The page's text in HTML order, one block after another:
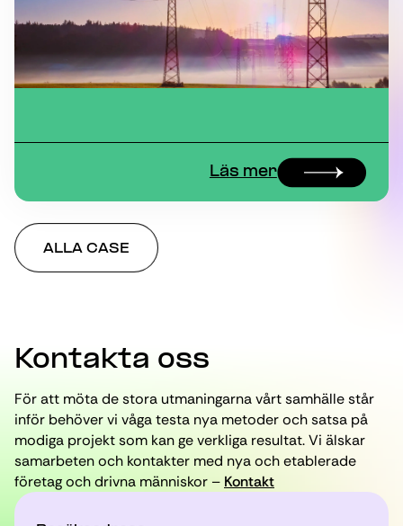
Läs mer
ALLA CASE
Kontakta oss
För att möta de stora utmaningarna vårt samhälle står
inför behöver vi våga testa nya metoder och satsa på
modiga projekt som kan ge verkliga resultat. Vi älskar
samarbeten och kontakter med nya och etablerade
företag och drivna människor – Kontakt